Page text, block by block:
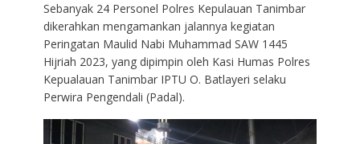
Sebanyak 24 Personel Polres Kepulauan Tanimbar
dikerahkan mengamankan jalannya kegiatan
Peringatan Maulid Nabi Muhammad SAW 1445
Hijriah 2023, yang dipimpin oleh Kasi Humas Polres
Kepualauan Tanimbar IPTU O. Batlayeri selaku
Perwira Pengendali (Padal).